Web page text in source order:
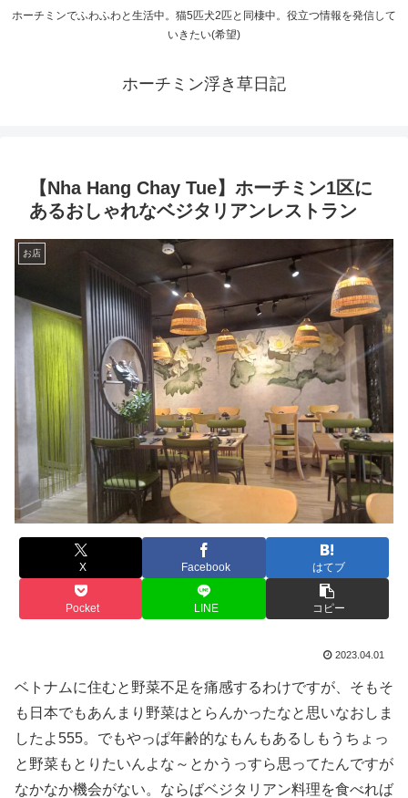
ホーチミンでふわふわと生活中。猫5匹犬2匹と同棲中。役立つ情報を発信して
いきたい(希望)
ホーチミン浮き草日記
【Nha Hang Chay Tue】ホーチミン1区に
あるおしゃれなベジタリアンレストラン
お店
X Facebook はてブ
Pocket LINE コピー
2023.04.01
ベトナムに住むと野菜不足を痛感するわけですが、そもそ
も日本でもあんまり野菜はとらんかったなと思いなおしま
したよ555。でもやっぱ年齢的なもんもあるしもうちょっ
と野菜もとりたいんよな～とかうっすら思ってたんですが
なかなか機会がない。ならばベジタリアン料理を食べれば